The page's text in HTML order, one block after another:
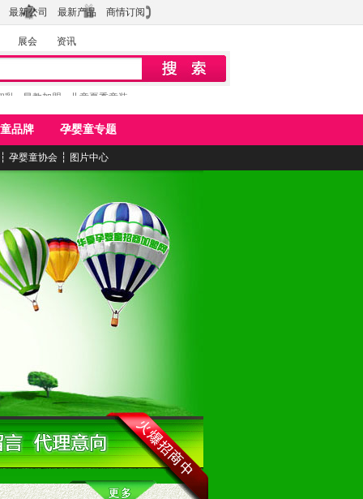
最新公司 最新产品 商情订阅
展会 资讯
乳 早教加盟 儿童夏季童装
品牌 孕婴童专题
┆ 孕婴童协会 ┆ 图片中心